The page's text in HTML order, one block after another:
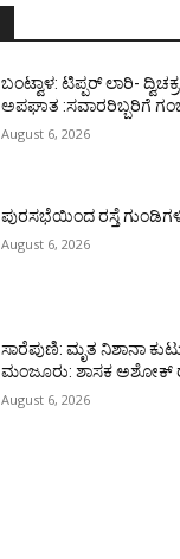
ಬಂಟ್ವಾಳ: ಟಿಪ್ಪರ್ ಲಾರಿ-
ಅಪಘಾತ :ಸವಾರರಿಬ್ಬರಿಗೆ
August 6, 2026
ಪುರಸಭೆಯಿಂದ ರಸ್ತೆ
August 6, 2026
ಸಾರೆಪುಣಿ: ಮೃತ ನಿಶಾನಾ
ಮಂಜೂರು: ಶಾಸಕ ಅಶೋಕ್
August 6, 2026